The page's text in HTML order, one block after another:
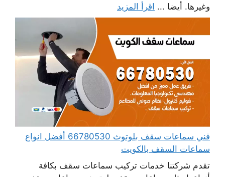
وغيرها. أيضا ... اقرأ المزيد
فني سماعات سقف بلوتوث 66780530 أفضل انواع
سماعات السقف بالكويت
تقدم شركتنا خدمات تركيب سماعات سقف بكافة